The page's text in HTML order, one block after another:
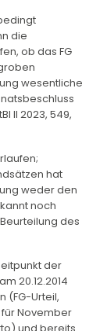
die
ob das FG
wesentliche
II 2023, 549,
hat
weder den
noch
des
der
20.12.2014
(FG-Urteil,
November